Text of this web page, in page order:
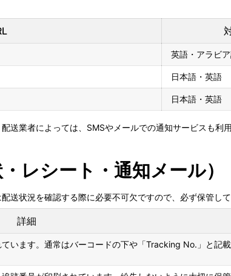
英語・アラビ
日本語・英語
日本語・英語
業者によっては、SMSやメールでの通知サービスも利用
レシート・通知メール）
状況を確認する際に必要不可欠ですので、必ず保管して
詳細
います。通常はバーコードの下や「Tracking No.」と記